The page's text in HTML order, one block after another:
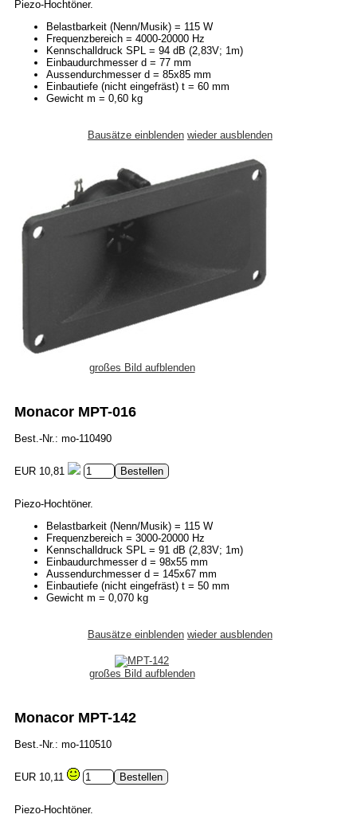
Piezo-Hochtöner.
Belastbarkeit (Nenn/Musik) = 115 W
Frequenzbereich = 4000-20000 Hz
Kennschalldruck SPL = 94 dB (2,83V; 1m)
Einbaudurchmesser d = 77 mm
Aussendurchmesser d = 85x85 mm
Einbautiefe (nicht eingefräst) t = 60 mm
Gewicht m = 0,60 kg
Bausätze einblenden wieder ausblenden
großes Bild aufblenden
Monacor MPT-016
Best.-Nr.: mo-110490
EUR 10,81
Piezo-Hochtöner.
Belastbarkeit (Nenn/Musik) = 115 W
Frequenzbereich = 3000-20000 Hz
Kennschalldruck SPL = 91 dB (2,83V; 1m)
Einbaudurchmesser d = 98x55 mm
Aussendurchmesser d = 145x67 mm
Einbautiefe (nicht eingefräst) t = 50 mm
Gewicht m = 0,070 kg
Bausätze einblenden wieder ausblenden
großes Bild aufblenden
Monacor MPT-142
Best.-Nr.: mo-110510
EUR 10,11
Piezo-Hochtöner.